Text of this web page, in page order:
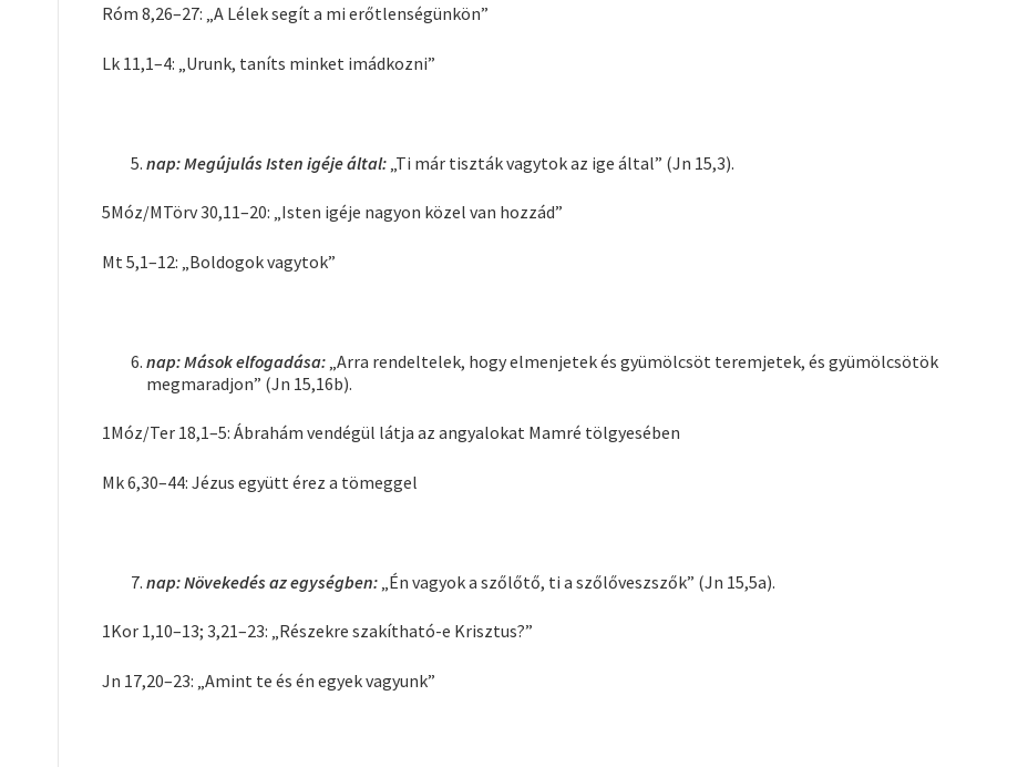
Róm 8,26–27: „A Lélek segít a mi erőtlenségünkön”
Lk 11,1–4: „Urunk, taníts minket imádkozni”
nap: Megújulás Isten igéje által: „Ti már tiszták vagytok az ige által” (Jn 15,3).
5Móz/MTörv 30,11–20: „Isten igéje nagyon közel van hozzád”
Mt 5,1–12: „Boldogok vagytok”
nap: Mások elfogadása: „Arra rendeltelek, hogy elmenjetek és gyümölcsöt teremjetek, és gyümölcsötök
megmaradjon” (Jn 15,16b).
1Móz/Ter 18,1–5: Ábrahám vendégül látja az angyalokat Mamré tölgyesében
Mk 6,30–44: Jézus együtt érez a tömeggel
nap: Növekedés az egységben: „Én vagyok a szőlőtő, ti a szőlőveszszők” (Jn 15,5a).
1Kor 1,10–13; 3,21–23: „Részekre szakítható-e Krisztus?”
Jn 17,20–23: „Amint te és én egyek vagyunk”